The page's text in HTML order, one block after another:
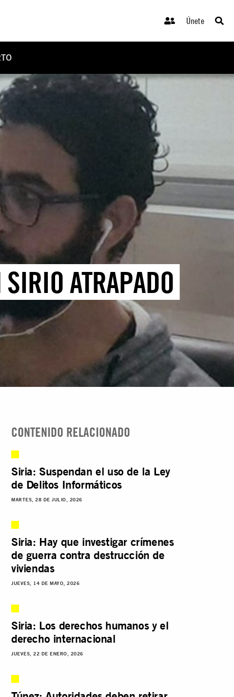
Únete
ATRAPADO
CONTENIDO RELACIONADO
Siria: Suspendan el uso de la Ley
de Delitos Informáticos
MARTES, 28 DE JULIO, 2026
Siria: Hay que investigar crímenes
de guerra contra destrucción de
viviendas
JUEVES, 14 DE MAYO, 2026
Siria: Los derechos humanos y el
derecho internacional
JUEVES, 22 DE ENERO, 2026